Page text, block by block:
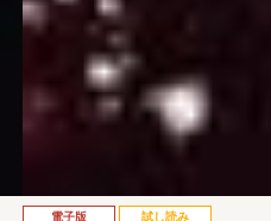
電子版 試し読み